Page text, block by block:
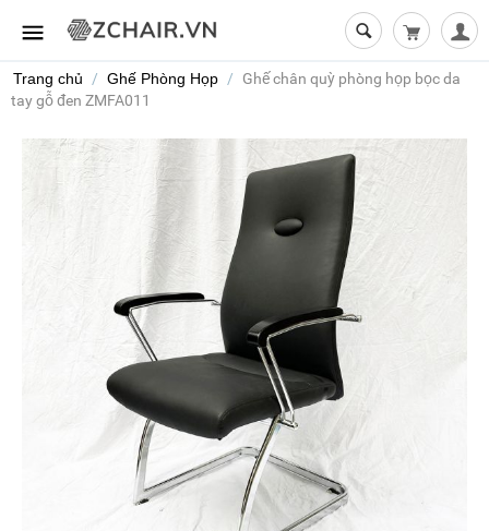
Giỏ hàng
Trang chủ / Ghế Phòng Họp /
Ghế chân quỳ phòng họp bọc da
tay gỗ đen ZMFA011